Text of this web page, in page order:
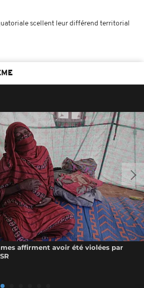
scellent leur différend territorial
affirment avoir été violées par